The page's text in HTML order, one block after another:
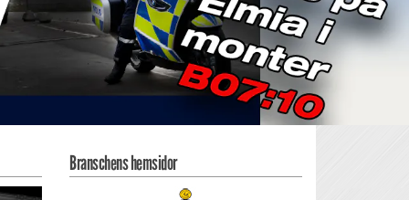
Branschens hemsidor